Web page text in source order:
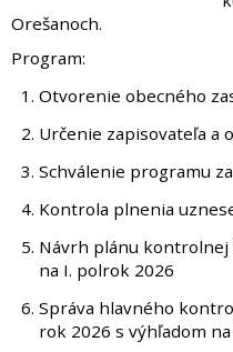
Orešanoch.
Program:
Otvorenie obecného
Určenie zapisovateľa a
Schválenie programu
Kontrola plnenia
Návrh plánu
na I. polrok 2026
Správa hlavného
rok 2026 s výhľadom